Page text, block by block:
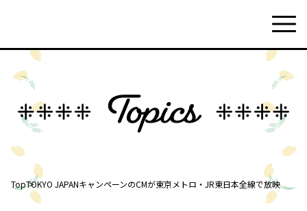
TopTOKYO JAPANキャンペーンのCMが東京メトロ・JR東日本全線で放映